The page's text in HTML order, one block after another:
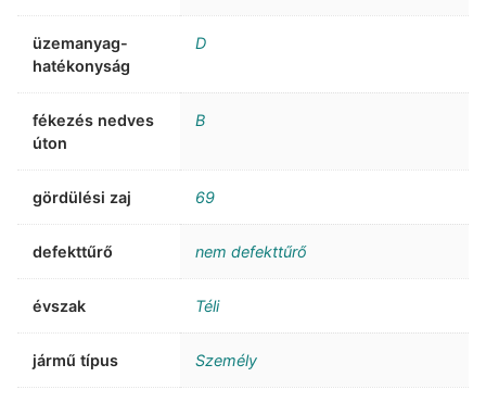
üzemanyag-
hatékonyság
D
fékezés nedves
úton
B
gördülési zaj 69
defekttűrő nem defekttűrő
évszak Téli
jármű típus Személy